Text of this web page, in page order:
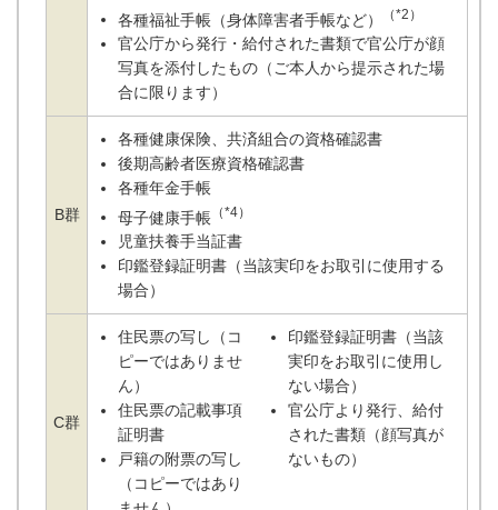
各種福祉手帳（身体障害者手帳など） （*2）
官公庁から発行・給付された書類で官公庁が顔
写真を添付したもの（ご本人から提示された場
合に限ります）
B群
各種健康保険、共済組合の資格確認書
後期高齢者医療資格確認書
各種年金手帳
母子健康手帳 （*4）
児童扶養手当証書
印鑑登録証明書（当該実印をお取引に使用する
場合）
C群
住民票の写し（コ
ピーではありませ
ん）
住民票の記載事項
証明書
戸籍の附票の写し
（コピーではあり
印鑑登録証明書（当該
実印をお取引に使用し
ない場合）
官公庁より発行、給付
された書類（顔写真が
ないもの）